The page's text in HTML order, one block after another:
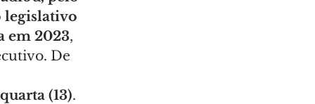
legislativo
em 2023,
De
(13).